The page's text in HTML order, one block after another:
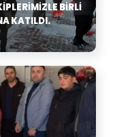
BIRLI
KATILDI.